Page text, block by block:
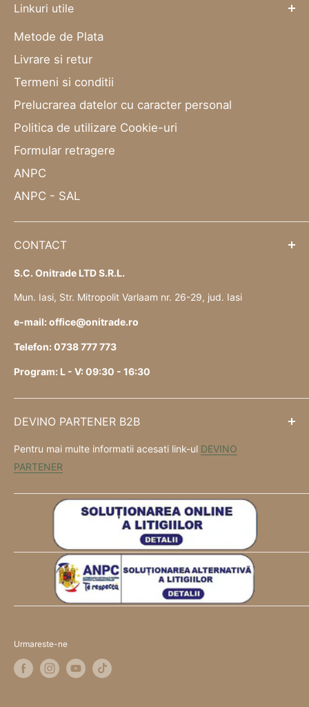
Linkuri utile
Metode de Plata
Livrare si retur
Termeni si conditii
Prelucrarea datelor cu caracter personal
Politica de utilizare Cookie-uri
Formular retragere
ANPC
ANPC - SAL
CONTACT
S.C. Onitrade LTD S.R.L.
Mun. Iasi, Str. Mitropolit Varlaam nr. 26-29, jud. Iasi
e-mail: office@onitrade.ro
Telefon: 0738 777 773
Program: L - V: 09:30 - 16:30
DEVINO PARTENER B2B
Pentru mai multe informatii acesati link-ul DEVINO
PARTENER
Urmareste-ne